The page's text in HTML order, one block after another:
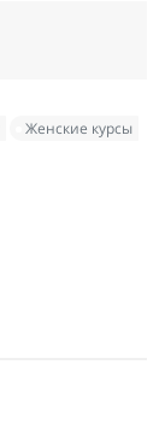
Женские курсы